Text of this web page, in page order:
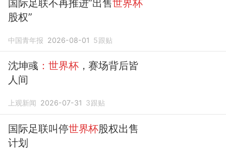
国际足联不再推进“出售世界杯
股权”
中国青年报 2026-08-01 5跟贴
沈坤彧 ：世界杯，赛场背后皆
人间
上观新闻 2026-07-31 3跟贴
国际足联叫停世界杯股权出售
计划